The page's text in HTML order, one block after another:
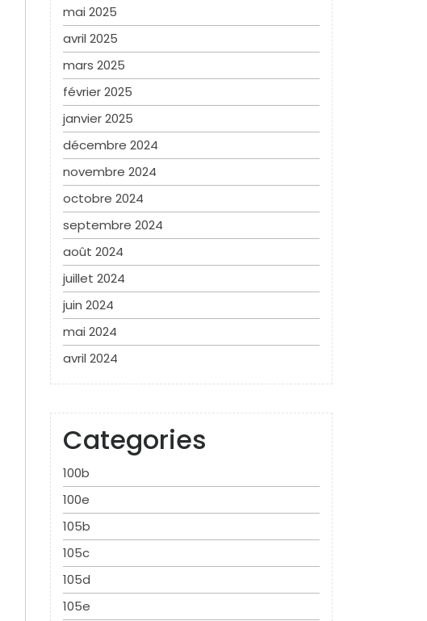
mai 2025
avril 2025
mars 2025
février 2025
janvier 2025
décembre 2024
novembre 2024
octobre 2024
septembre 2024
août 2024
juillet 2024
juin 2024
mai 2024
avril 2024
Categories
100b
100e
105b
105c
105d
105e